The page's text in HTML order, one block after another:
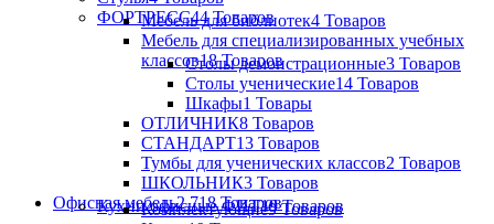
ФОРТРЕСС44 Товаров
Мебель для библиотек4 Товаров
Мебель для специализированных учебных
классов18 Товаров
Столы демонстрационные3 Товаров
Столы ученические14 Товаров
Шкафы1 Товары
ОТЛИЧНИК8 Товаров
СТАНДАРТ13 Товаров
Тумбы для ученических классов2 Товаров
ШКОЛЬНИК3 Товаров
Офисная мебель2 718 Товаров
Кухни офисные ФИТ19 Товаров
Комплектующие9 Товаров